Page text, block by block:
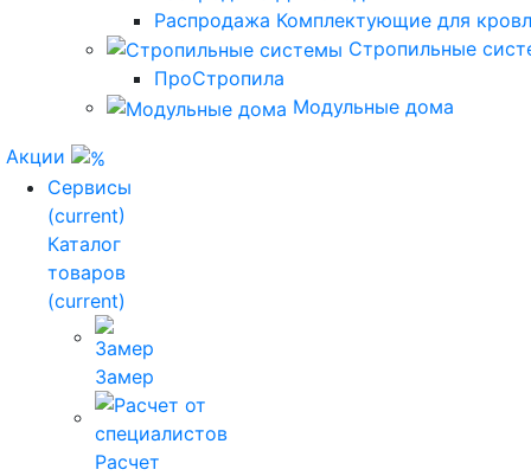
Распродажа Комплектующие для
Стропильные
ПроСтропила
Модульные дома
Акции
Сервисы
(current)
Каталог
товаров
(current)
Замер
Расчет